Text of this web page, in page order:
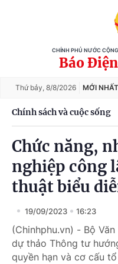
CHÍNH PHỦ NƯỚC
Báo
Thứ bảy, 8/8/2026 MỚI NHẤT
Chính sách và cuộc sống
Chức năng,
nghiệp công
thuật biểu
19/09/2023 16:23
(Chinhphu.vn) - Bộ
dự thảo Thông tư
quyền hạn và cơ cấu